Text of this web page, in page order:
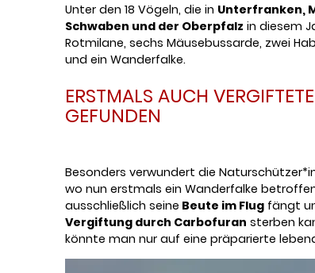
Unter den 18 Vögeln, die in Unterfranken,
Schwaben und der Oberpfalz in diesem
Rotmilane, sechs Mäusebussarde, zwei
und ein Wanderfalke.
ERSTMALS AUCH
GEFUNDEN
Besonders verwundert die
wo nun erstmals ein Wanderfalke
ausschließlich seine Beute im Flugfängt
Vergiftung durch Carbofuran sterben
könnte man nur auf eine präparierte